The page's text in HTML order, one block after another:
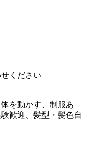
ください
を動かす、制服あ
歓迎、髪型・髪色自